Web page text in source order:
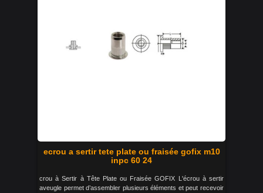
ecrou a sertir tete plate ou fraisée gofix m10
inpc 60 24
crou à Sertir à Tête Plate ou Fraisée GOFIX L'écrou à sertir
aveugle permet d’assembler plusieurs éléments et peut recevoir